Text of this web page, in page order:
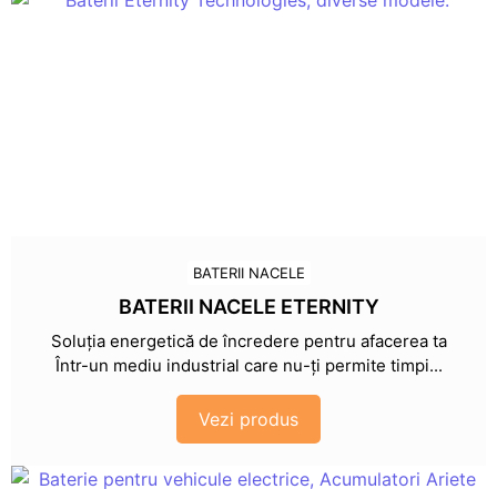
BATERII NACELE
BATERII NACELE ETERNITY
Soluția energetică de încredere pentru afacerea ta
Într-un mediu industrial care nu-ți permite timpi...
Vezi produs